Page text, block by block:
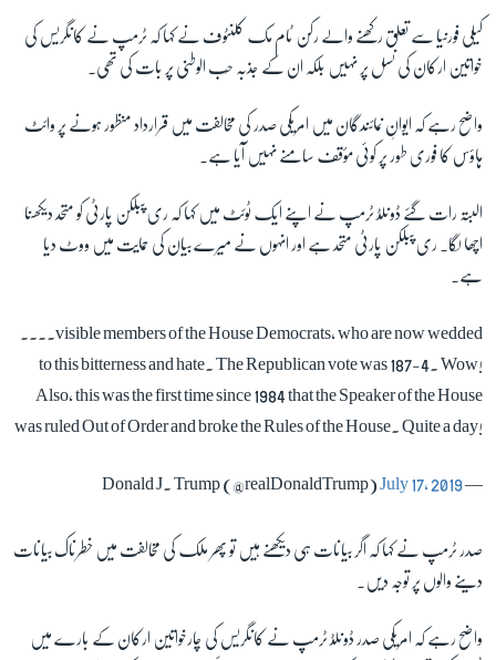
کیلی فورنیا سے تعلق رکھنے والے رکن ٹام مک کلنٹوف
نے کہا کہ ٹرمپ نے کانگریس کی
خواتین ارکان کی نسل پر نہیں بلکہ ان کے جذبہ حُب الوطنی پر بات کی تھی۔
واضح رہے کہ ایوانِ نمائندگان میں امریکی صدر کی مخالفت میں قرارداد منظور ہونے پر وائٹ
ہاؤس کا فوری طور پر کوئی مؤقف سامنے نہیں آیا ہے۔
البتہ رات گئے ڈونلڈ ٹرمپ نے اپنے ایک ٹوئٹ میں کہا کہ ری پبلکن پارٹی کو متحد دیکھنا
اچھا لگا۔ ری پبلکن پارٹی متحد ہے اور انہوں نے میرے بیان کی حمایت میں ووٹ دیا
ہے۔
....visible members of the House Democrats, who are now wedded
to this bitterness and hate. The Republican vote was 187-4. Wow!
Also, this was the first time since 1984 that the Speaker of the House
was ruled Out of Order and broke the Rules of the House. Quite a day!
— Donald J. Trump (@realDonaldTrump)
July 17, 2019
صدر ٹرمپ نے کہا کہ اگر بیانات ہی دیکھنے ہیں تو پھر ملک کی مخالفت میں خطرناک بیانات
دینے والوں پر توجہ دیں۔
واضح رہے کہ امریکی صدر ڈونلڈ ٹرمپ نے کانگریس کی چارخواتین ارکان کے بارے میں